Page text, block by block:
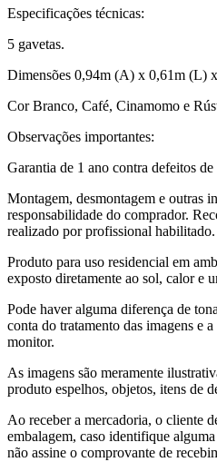
Especificações técnicas:
5 gavetas.
Dimensões 0,94m (A) x 0,61m (L)
Cor Branco, Café, Cinamomo e
Observações importantes:
Garantia de 1 ano contra defeitos de
Montagem, desmontagem e outras
responsabilidade do comprador.
realizado por profissional habilitado.
Produto para uso residencial em
exposto diretamente ao sol, calor e
Pode haver alguma diferença de
conta do tratamento das imagens e
monitor.
As imagens são meramente
produto espelhos, objetos, itens de
Ao receber a mercadoria, o cliente
embalagem, caso identifique
não assine o comprovante de